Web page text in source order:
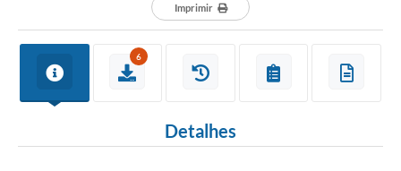
Audiências Públicas
Arquivos para Download
Turismo
Imprimir
6
Detalhes